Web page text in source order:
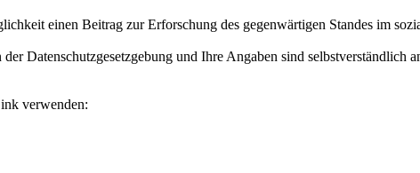
einen Beitrag zur Erforschung des gegenwärtigen Standes im
Datenschutzgesetzgebung und Ihre Angaben sind selbstverständlich
verwenden: